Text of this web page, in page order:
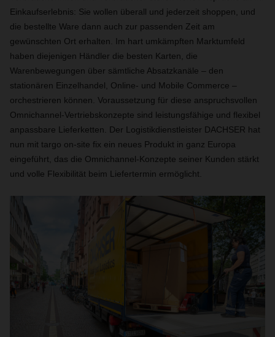
Einkaufserlebnis: Sie wollen überall und jederzeit shoppen, und
die bestellte Ware dann auch zur passenden Zeit am
gewünschten Ort erhalten. Im hart umkämpften Marktumfeld
haben diejenigen Händler die besten Karten, die
Warenbewegungen über sämtliche Absatzkanäle – den
stationären Einzelhandel, Online- und Mobile Commerce –
orchestrieren können. Voraussetzung für diese anspruchsvollen
Omnichannel-Vertriebskonzepte sind leistungsfähige und flexibel
anpassbare Lieferketten. Der Logistikdienstleister DACHSER hat
nun mit targo on-site fix ein neues Produkt in ganz Europa
eingeführt, das die Omnichannel-Konzepte seiner Kunden stärkt
und volle Flexibilität beim Liefertermin ermöglicht.